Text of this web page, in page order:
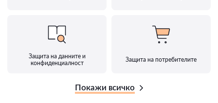
Защита на данните и
конфиденциалност
Защита на потребителите
Покажи всичко